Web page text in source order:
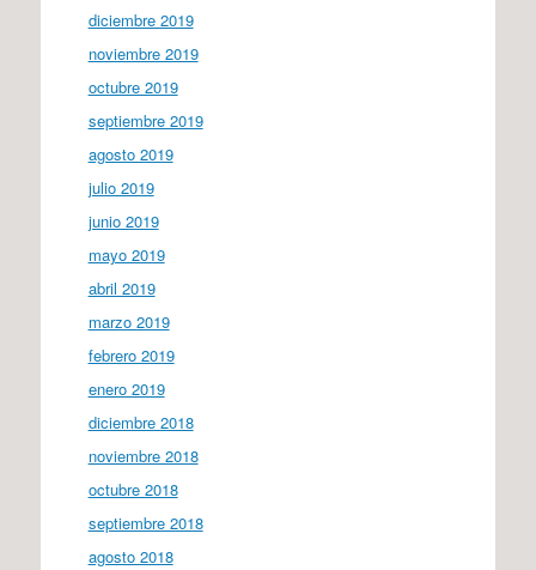
diciembre 2019
noviembre 2019
octubre 2019
septiembre 2019
agosto 2019
julio 2019
junio 2019
mayo 2019
abril 2019
marzo 2019
febrero 2019
enero 2019
diciembre 2018
noviembre 2018
octubre 2018
septiembre 2018
agosto 2018